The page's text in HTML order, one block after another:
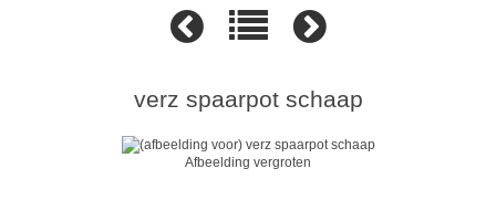
verz spaarpot schaap
Afbeelding vergroten